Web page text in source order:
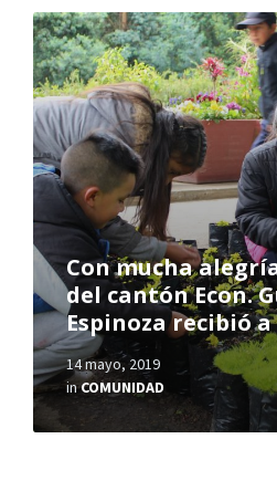
Con mucha
del cantón Econ.
Espinoza recibió a
14 mayo, 2019
inCOMUNIDAD